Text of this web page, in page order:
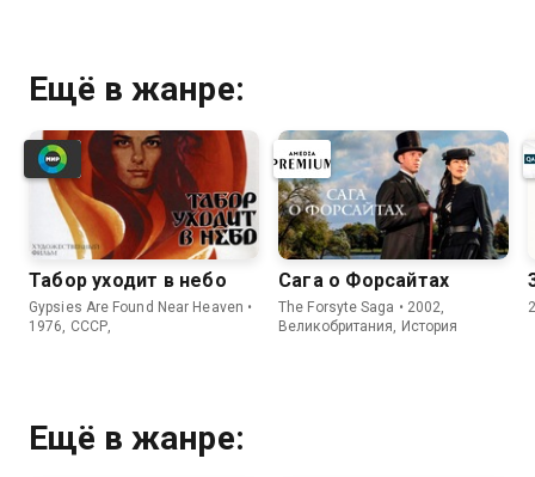
Ещё в жанре:
Табор уходит в небо
Gypsies Are Found Near Heaven •
1976, СССР,
Сага о Форсайтах
The Forsyte Saga • 2002,
Великобритания, История
Ещё в жанре: